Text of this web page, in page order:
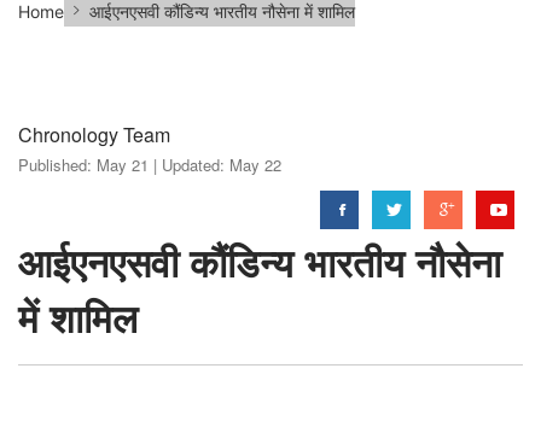
कौंडिन्य
शामिल
Home आईएनएसवी कौंडिन्य भारतीय नौसेना में शामिल
Chronology Team
Published: May 21 | Updated: May 22
आईएनएसवी कौंडिन्य भारतीय नौसेना
में शामिल